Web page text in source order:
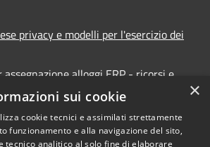
privacy e modelli per l'esercizio dei
alloggi ERP - ricorsi e
×
sui cookie
cookie tecnici e assimilati strettamente
funzionamento e alla navigazione del sito,
tecnico analitico al solo fine di elaborare